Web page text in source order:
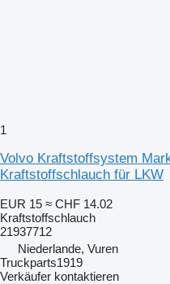
1
Volvo Kraftstoffsystem
Kraftstoffschlauch für LKW
EUR 15 ≈ CHF 14.02
Kraftstoffschlauch
21937712
Niederlande, Vuren
Truckparts1919
Verkäufer kontaktieren